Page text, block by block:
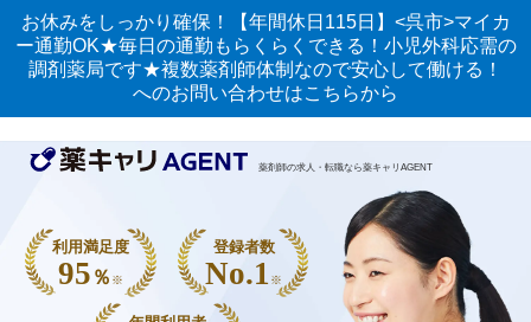
お休みをしっかり確保！【年間休日115日】<呉市>マイカ
ー通勤OK★毎日の通勤もらくらくできる！小児外科応需の
調剤薬局です★複数薬剤師体制なので安心して働ける！
へのお問い合わせはこちらから
薬剤師の求人・転職なら薬キャリAGENT
利用満足度
95 ％ ※
登録者数
No.1 ※